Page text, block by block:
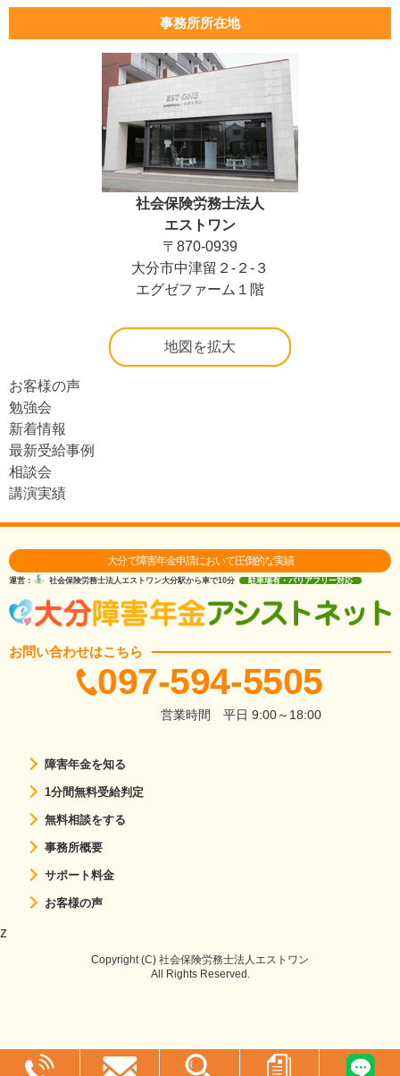
事務所所在地
社会保険労務士法人
エストワン
〒870-0939
大分市中津留２-２-３
エグゼファーム１階
地図を拡大
お客様の声
勉強会
新着情報
最新受給事例
相談会
講演実績
大分で障害年金申請において圧倒的な実績
運営： 社会保険労務士法人エストワン大分駅から車で10分 駐車場有・バリアフリー対応
お問い合わせはこちら
097-594-5505
営業時間 平日 9:00～18:00
障害年金を知る
1分間無料受給判定
無料相談をする
事務所概要
サポート料金
お客様の声
z
Copyright (C) 社会保険労務士法人エストワン
All Rights Reserved.